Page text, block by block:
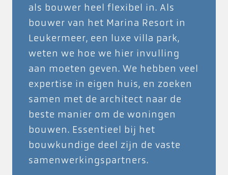
als bouwer heel flexibel in. Als
bouwer van het Marina Resort in
Leukermeer, een luxe villa park,
weten we hoe we hier invulling
aan moeten geven. We hebben veel
expertise in eigen huis, en zoeken
samen met de architect naar de
beste manier om de woningen
bouwen. Essentieel bij het
bouwkundige deel zijn de vaste
samenwerkingspartners.